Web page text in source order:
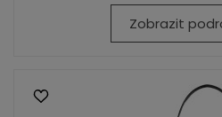
Zobrazit